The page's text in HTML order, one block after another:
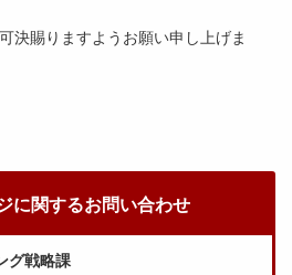
決賜りますようお願い申し上げま
に関するお問い合わせ
グ戦略課